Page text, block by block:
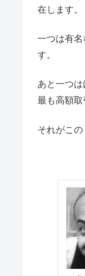
在します。
一つは有
す。
あと一つ
最も高額取
それがこ